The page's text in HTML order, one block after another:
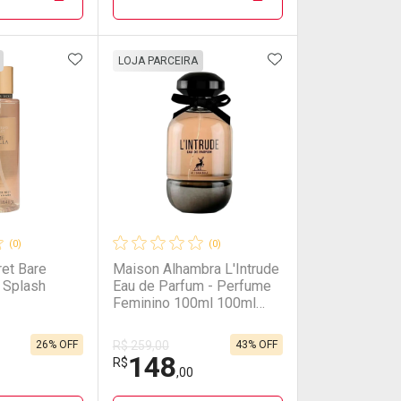
FECHAR
FECHAR
Laboratório
Ativar Desconto
Por Menos
(0)
Bare
26% OFF
ADICIONAR AOS FAVORITOS
(0)
Maison Alhambra L'Intrude
Eau de Parfum - Perfume
Feminino 100ml 100ml
LOJA PARCEIRA
R$ 259,00
R$148,00
43% OFF
ADICIONAR AOS